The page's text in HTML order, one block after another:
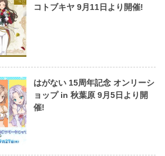
コトブキヤ 9月11日より開催!
はがない 15周年記念 オンリーシ
ョップ in 秋葉原 9月5日より開
催!